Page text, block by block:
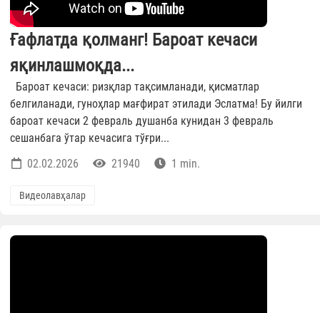
Ғафлатда қолманг! Бароат кечаси
яқинлашмоқда...
Бароат кечаси: ризқлар тақсимланади, қисматлар
белгиланади, гуноҳлар мағфират этилади Эслатма! Бу йилги
бароат кечаси 2 февраль душанба кунидан 3 февраль
сешанбага ўтар кечасига тўғри...
02.02.2026
21940 1 min.
Видеолавҳалар